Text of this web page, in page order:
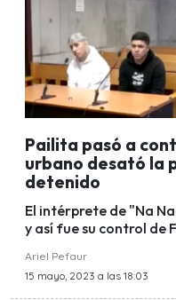
Pailita pasó a
urbano desató la
detenido
El intérprete de "Na
y así fue su control de
Ariel Pefaur
15 mayo, 2023 a las 18:03